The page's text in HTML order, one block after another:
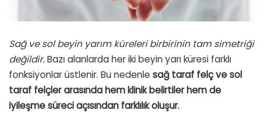
Sağ ve sol beyin yarım küreleri birbirinin tam simetriği
değildir.Bazı alanlarda her iki beyin yarı küresi farklı
fonksiyonlar üstlenir. Bu nedenle sağ taraf felç ve sol
taraf felçler arasında hem klinik belirtiler hem de
iyileşme süreci açısından farklılık oluşur.